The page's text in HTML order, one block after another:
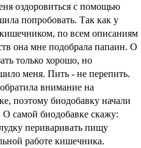
оздоровиться с помощью
попробовать. Так как у
по всем описаниям
она мне подобрала папаин. О
только хорошо, но
меня. Пить - не перепить.
внимание на
поэтому биодобавку начали
самой биодобавке скажу:
периваривать пищу
работе кишечника.